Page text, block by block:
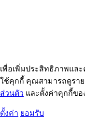
เพื่อเพิ่มประสิทธิภาพและ
ใช้คุกกี้ คุณสามารถดูราย
ส่วนตัว และตั้งค่าคุกกี้ข
ตั้งค่า ยอมรับ